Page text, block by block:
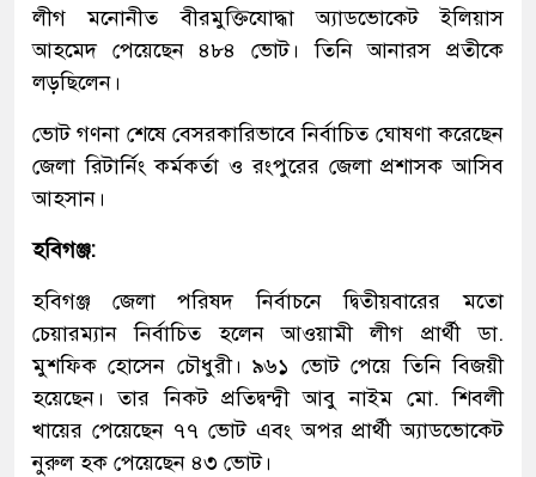
লীগ মনোনীত বীরমুক্তিযোদ্ধা অ্যাডভোকেট ইলিয়াস
আহমেদ পেয়েছেন ৪৮৪ ভোট। তিনি আনারস প্রতীকে
লড়ছিলেন।
ভোট গণনা শেষে বেসরকারিভাবে নির্বাচিত ঘোষণা করেছেন
জেলা রিটার্নিং কর্মকর্তা ও রংপুরের জেলা প্রশাসক আসিব
আহসান।
হবিগঞ্জ:
হবিগঞ্জ জেলা পরিষদ নির্বাচনে দ্বিতীয়বারের মতো
চেয়ারম্যান নির্বাচিত হলেন আওয়ামী লীগ প্রার্থী ডা.
মুশফিক হোসেন চৌধুরী। ৯৬১ ভোট পেয়ে তিনি বিজয়ী
হয়েছেন। তার নিকট প্রতিদ্বন্দ্বী আবু নাইম মো. শিবলী
খায়ের পেয়েছেন ৭৭ ভোট এবং অপর প্রার্থী অ্যাডভোকেট
নুরুল হক পেয়েছেন ৪৩ ভোট।